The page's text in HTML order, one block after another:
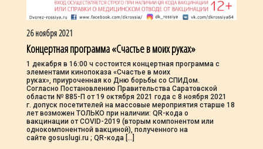
26 ноября 2021
Концертная программа «Счастье в моих руках»
1 декабря в 16:00 ч состоится концертная программа с
элементами кинопоказа «Счастье в моих
руках», приуроченная ко Дню борьбы со СПИДом.
Согласно Постановлению Правительства Саратовской
области № 885-П от 19 октября 2021 года с 8 ноября 2021
г. допуск посетителей на массовые мероприятия старше 18
лет возможен ТОЛЬКО при наличии: QR-кода о
вакцинации от COVID-2019 (вторым компонентом или
однокомпонентной вакциной), полученного на
сайте gosuslugi.ru ; QR-кода […]